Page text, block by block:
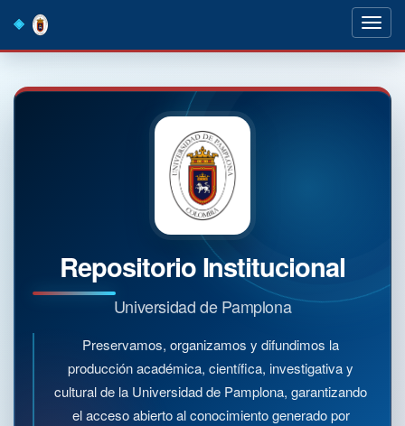
navigation
Repositorio Institucional
Universidad de Pamplona
Preservamos, organizamos y difundimos la
producción académica, científica, investigativa y
cultural de la Universidad de Pamplona, garantizando
el acceso abierto al conocimiento generado por